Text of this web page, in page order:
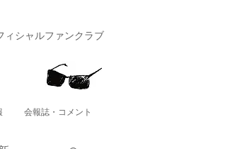
シャルファンクラブ
会報誌・コメント